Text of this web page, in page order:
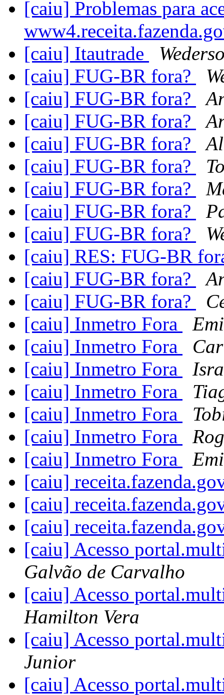
[caiu] Problemas para
[caiu] Itautrade
[caiu] FUG-BR fora?
[caiu] FUG-BR fora?
[caiu] FUG-BR fora?
[caiu] FUG-BR fora?
[caiu] FUG-BR fora?
[caiu] FUG-BR fora?
[caiu] FUG-BR fora?
[caiu] FUG-BR fora?
[caiu] RES: FUG-BR
[caiu] FUG-BR fora?
[caiu] FUG-BR fora?
[caiu] Inmetro Fora
[caiu] Inmetro Fora
[caiu] Inmetro Fora
[caiu] Inmetro Fora
[caiu] Inmetro Fora
[caiu] Inmetro Fora
[caiu] Inmetro Fora
[caiu]
[caiu]
[caiu]
[caiu] Acesso
Galvão de Carvalho
[caiu] Acesso
Hamilton Vera
[caiu] Acesso
Junior
[caiu] Acesso